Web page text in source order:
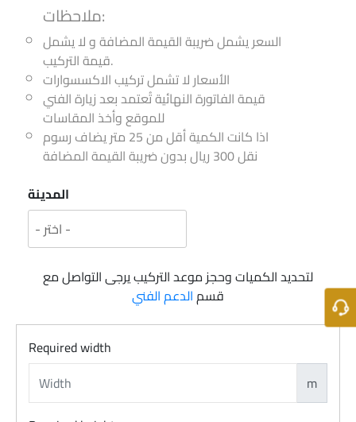
ملاحظات:
السعر يشمل ضريبة القيمة المضافة و لا يشمل
قيمة التركيب.
الأسعار لا تشمل تركيب الاكسسوارات
قيمة الفاتورة النهائية تُعتمد بعد زيارة الفني
للموقع وأخذ المقاسات
اذا كانت الكمية أقل من 25 متر يضاف رسوم
نقل 300 ريال بدون ضريبة القيمة المضافة
المدينة
لتحديد الكميات وحجز موعد التركيب يرجى التواصل مع
قسمالدعم الفني
Required width
m